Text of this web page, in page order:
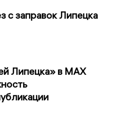
с заправок Липецка
Липецка» в MAX